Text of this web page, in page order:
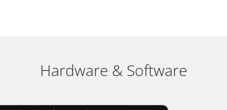
Hardware & Software